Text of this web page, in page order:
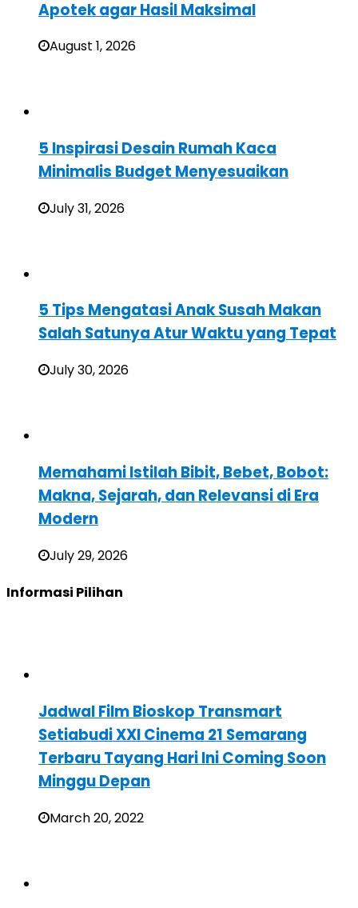
Apotek agar Hasil Maksimal
August 1, 2026
5 Inspirasi Desain Rumah Kaca
Minimalis Budget Menyesuaikan
July 31, 2026
5 Tips Mengatasi Anak Susah Makan
Salah Satunya Atur Waktu yang Tepat
July 30, 2026
Memahami Istilah Bibit, Bebet, Bobot:
Makna, Sejarah, dan Relevansi di Era
Modern
July 29, 2026
Informasi Pilihan
Jadwal Film Bioskop Transmart
Setiabudi XXI Cinema 21 Semarang
Terbaru Tayang Hari Ini Coming Soon
Minggu Depan
March 20, 2022